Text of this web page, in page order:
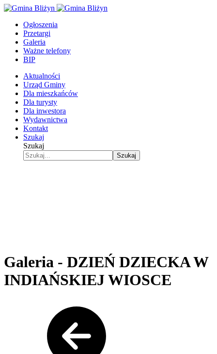
Ogłoszenia
Przetargi
Galeria
Ważne telefony
BIP
Aktualności
Urząd Gminy
Dla mieszkańców
Dla turysty
Dla inwestora
Wydawnictwa
Kontakt
Szukaj
Szukaj
Szukaj
Galeria - DZIEŃ DZIECKA W
INDIAŃSKIEJ WIOSCE